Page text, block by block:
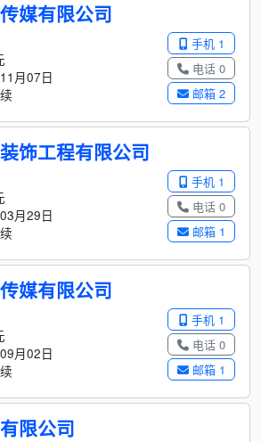
媒有限公司
手机 1
电话 0
邮箱 2
月07日
饰工程有限公司
手机 1
电话 0
邮箱 1
月29日
媒有限公司
手机 1
电话 0
邮箱 1
月02日
限公司